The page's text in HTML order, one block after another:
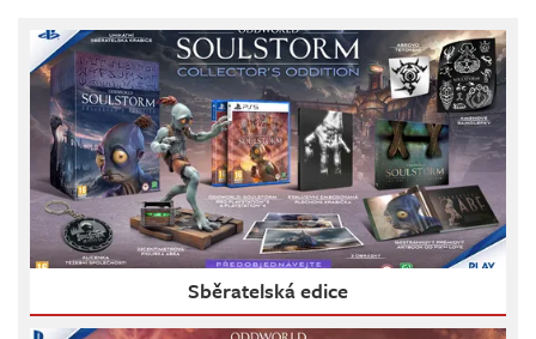
Sběratelská edice